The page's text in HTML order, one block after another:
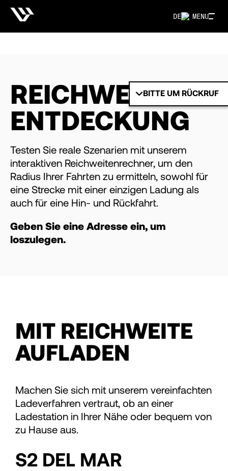
MENU
DE
BITTE UM RÜCKRUF
REICHWEITE
ENTDECKUNG
Testen Sie reale Szenarien mit unserem
interaktiven Reichweitenrechner, um den
Radius Ihrer Fahrten zu ermitteln, sowohl für
eine Strecke mit einer einzigen Ladung als
auch für eine Hin- und Rückfahrt.
Geben Sie eine Adresse ein, um
loszulegen.
MIT REICHWEITE
AUFLADEN
Machen Sie sich mit unserem vereinfachten
Ladeverfahren vertraut, ob an einer
Ladestation in Ihrer Nähe oder bequem von
zu Hause aus.
S2 DEL MAR